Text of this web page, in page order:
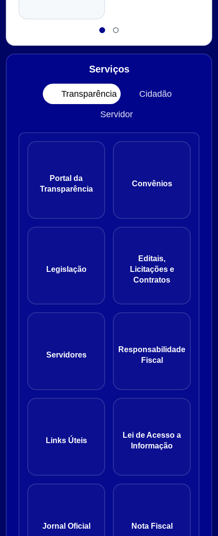
Serviços
Transparência Cidadão
Servidor
Portal da
Transparência
Convênios
Legislação
Editais,
Licitações e
Contratos
Servidores
Responsabilidade
Fiscal
Links Úteis
Lei de Acesso a
Informação
Jornal Oficial Nota Fiscal